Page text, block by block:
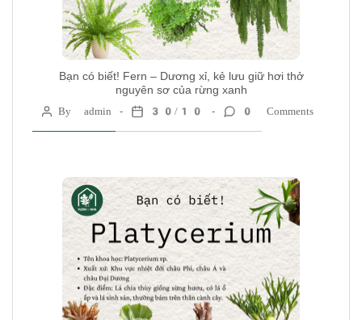
Bạn có biết! Fern – Dương xỉ, kẻ lưu giữ hơi thở
nguyên sơ của rừng xanh
By admin
30/10 0 Comments